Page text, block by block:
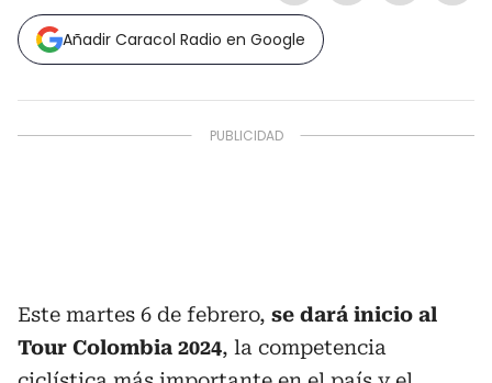
Añadir Caracol Radio en Google
Este martes 6 de febrero, se dará inicio al
Tour Colombia 2024, la competencia